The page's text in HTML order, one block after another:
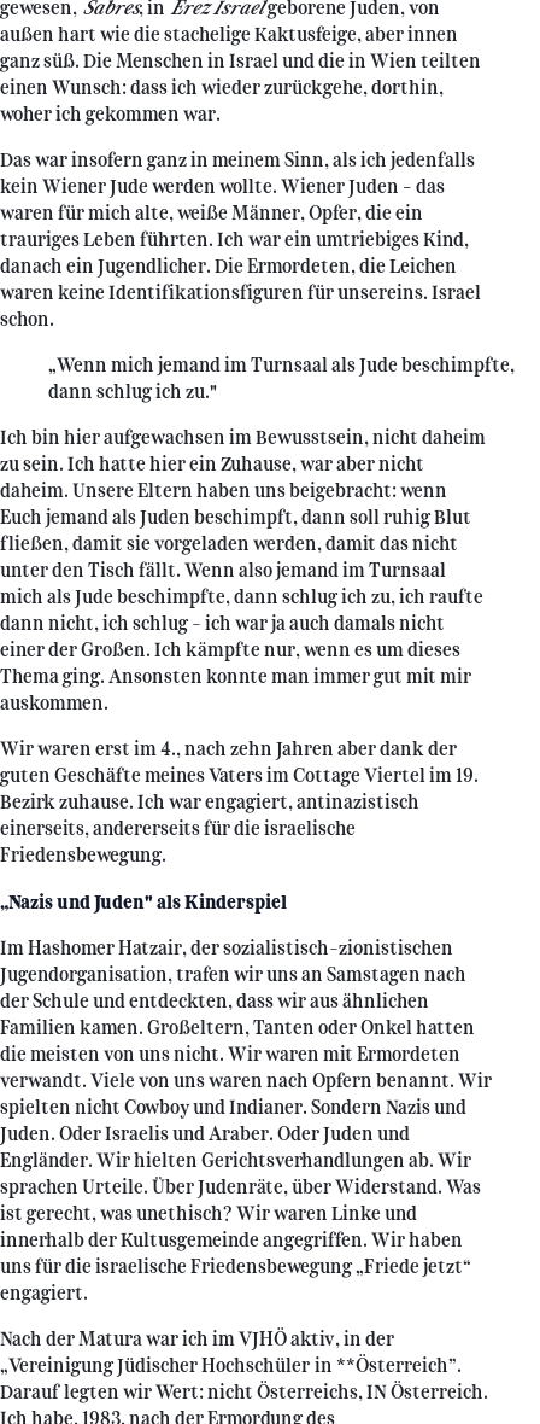
gewesen, Sabres, in Erez Israelgeborene Juden, von
außen hart wie die stachelige Kaktusfeige, aber innen
ganz süß. Die Menschen in Israel und die in Wien teilten
einen Wunsch: dass ich wieder zurückgehe, dorthin,
woher ich gekommen war.
Das war insofern ganz in meinem Sinn, als ich jedenfalls
kein Wiener Jude werden wollte. Wiener Juden – das
waren für mich alte, weiße Männer, Opfer, die ein
trauriges Leben führten. Ich war ein umtriebiges Kind,
danach ein Jugendlicher. Die Ermordeten, die Leichen
waren keine Identifikationsfiguren für unsereins. Israel
schon.
„Wenn mich jemand im Turnsaal als Jude beschimpfte,
dann schlug ich zu."
Ich bin hier aufgewachsen im Bewusstsein, nicht daheim
zu sein. Ich hatte hier ein Zuhause, war aber nicht
daheim. Unsere Eltern haben uns beigebracht: wenn
Euch jemand als Juden beschimpft, dann soll ruhig Blut
fließen, damit sie vorgeladen werden, damit das nicht
unter den Tisch fällt. Wenn also jemand im Turnsaal
mich als Jude beschimpfte, dann schlug ich zu, ich raufte
dann nicht, ich schlug - ich war ja auch damals nicht
einer der Großen. Ich kämpfte nur, wenn es um dieses
Thema ging. Ansonsten konnte man immer gut mit mir
auskommen.
Wir waren erst im 4., nach zehn Jahren aber dank der
guten Geschäfte meines Vaters im Cottage Viertel im 19.
Bezirk zuhause. Ich war engagiert, antinazistisch
einerseits, andererseits für die israelische
Friedensbewegung.
„Nazis und Juden" als Kinderspiel
Im Hashomer Hatzair, der sozialistisch-zionistischen
Jugendorganisation, trafen wir uns an Samstagen nach
der Schule und entdeckten, dass wir aus ähnlichen
Familien kamen. Großeltern, Tanten oder Onkel hatten
die meisten von uns nicht. Wir waren mit Ermordeten
verwandt. Viele von uns waren nach Opfern benannt. Wir
spielten nicht Cowboy und Indianer. Sondern Nazis und
Juden. Oder Israelis und Araber. Oder Juden und
Engländer. Wir hielten Gerichtsverhandlungen ab. Wir
sprachen Urteile. Über Judenräte, über Widerstand. Was
ist gerecht, was unethisch? Wir waren Linke und
innerhalb der Kultusgemeinde angegriffen. Wir haben
uns für die israelische Friedensbewegung „Friede jetzt“
engagiert.
Nach der Matura war ich im VJHÖ aktiv, in der
„Vereinigung Jüdischer Hochschüler in **Österreich”.
Darauf legten wir Wert: nicht Österreichs, IN Österreich.
Ich habe, 1983, nach der Ermordung des